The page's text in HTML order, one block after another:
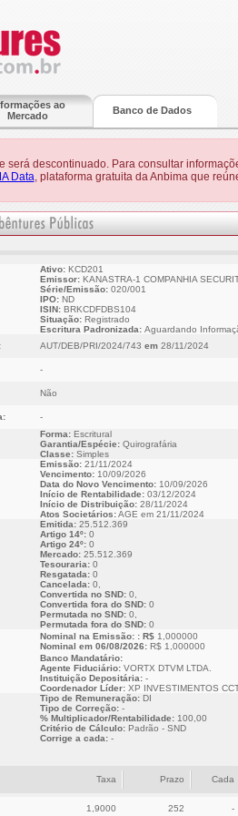
ao
Mercado
Banco de Dados
será descontinuado. Para consultar
Data, plataforma gratuita da Anbima que
Ativo:KCD201
Emissor:KANASTRA-1 COMPANHIA
Série/Emissão:020/001
IPO: ND
ISIN:BRKCDFDBS104
Situação:Registrado
Escritura Padronizada: Aguardando
AUT/DEB/PRI/2024/743 em28/11/2024
-
Não
-
Forma:Escritural
Garantia/Espécie:Quirografária
Classe:Simples
Emissão:21/11/2024
Vencimento: 10/09/2026
Data do Novo Vencimento:10/09/2026
Início de Rentabilidade:03/12/2024
Início de Distribuição:28/11/2024
Atos Societários:AGE em 21/11/2024
Emitida:25.512.369
Artigo 14º:0
Artigo 24º:0
Mercado:25.512.369
Tesouraria:0
Resgatada:0
Cancelada:0,
Convertida no SND:0,
Convertida fora do SND:0
Permutada no SND:0,
Permutada fora do SND:0
Nominal na Emissão: : R$ 1,000000
Nominal em 06/08/2026:R$ 1,000000
Banco Mandatário:
Agente Fiduciário:VORTX DTVM LTDA.
Instituição Depositária:-
Coordenador Líder:XP INVESTIMENTOS
Tipo de Remuneração:DI
Tipo de Correção:-
% Multiplicador/Rentabilidade:100,00
Critério de Cálculo:Padrão - SND
Corrige a cada:-
Taxa Prazo Cada
1,9000 252 -